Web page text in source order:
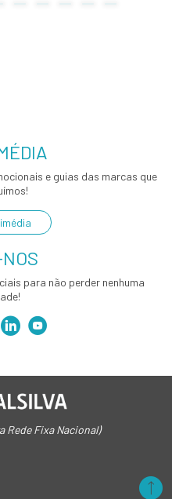
e guias das marcas que
para não perder nenhuma
Rede Fixa Nacional)